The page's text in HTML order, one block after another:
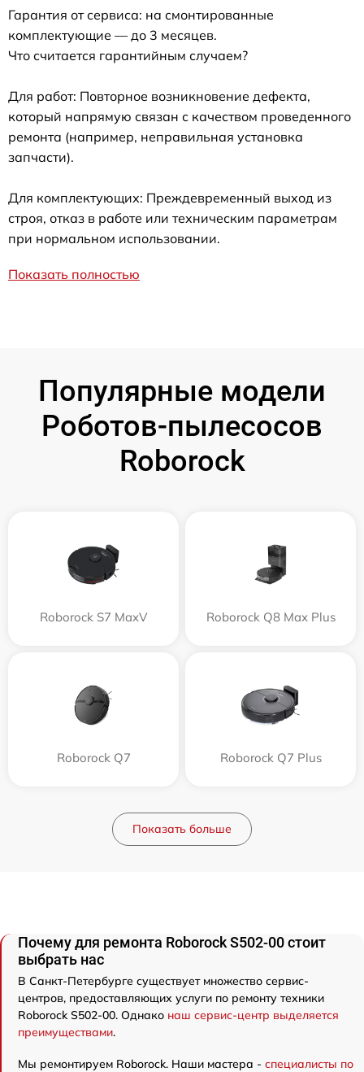
Гарантия от сервиса: на смонтированные
комплектующие — до 3 месяцев.
Что считается гарантийным случаем?
Для работ: Повторное возникновение дефекта,
который напрямую связан с качеством проведенного
ремонта (например, неправильная установка
запчасти).
Для комплектующих: Преждевременный выход из
строя, отказ в работе или техническим параметрам
при нормальном использовании.
Показать полностью
Популярные модели
Роботов-пылесосов
Roborock
Roborock S7 MaxV Roborock Q8 Max Plus
Roborock Q7 Roborock Q7 Plus
Показать больше
Почему для ремонта Roborock S502-00 стоит
выбрать нас
В Санкт-Петербурге существует множество сервис-
центров, предоставляющих услуги по ремонту техники
Roborock S502-00. Однако наш сервис-центр выделяется
преимуществами.
Мы ремонтируем Roborock. Наши мастера - специалисты по